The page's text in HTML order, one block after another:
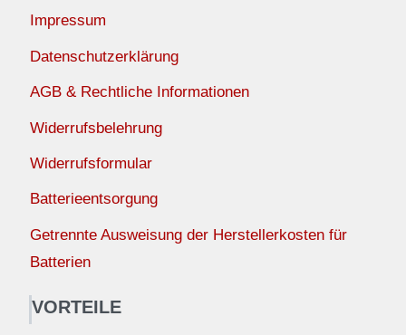
Impressum
Datenschutzerklärung
AGB & Rechtliche Informationen
Widerrufsbelehrung
Widerrufsformular
Batterieentsorgung
Getrennte Ausweisung der Herstellerkosten für
Batterien
VORTEILE